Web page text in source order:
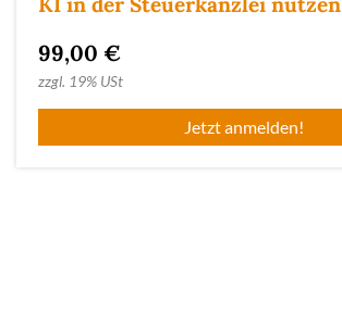
99,00 €
zzgl. 19% USt
Jetzt anmelden!